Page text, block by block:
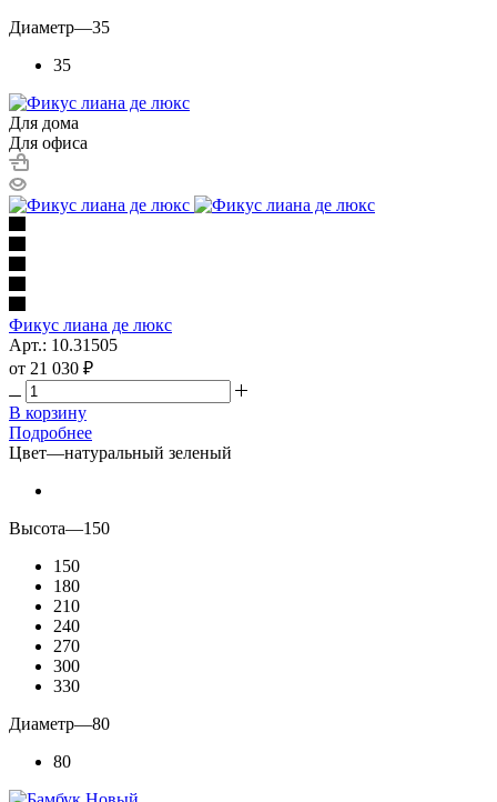
Диаметр—35
35
Для дома
Для офиса
Фикус лиана де люкс
Арт.: 10.31505
от 21 030 ₽
В корзину
Подробнее
Цвет—натуральный зеленый
Высота—150
150
180
210
240
270
300
330
Диаметр—80
80